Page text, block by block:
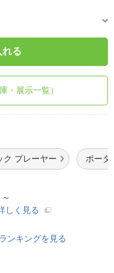
れる
・展示一覧）
ク プレーヤー ポータ
しく見る
ンキングを見る